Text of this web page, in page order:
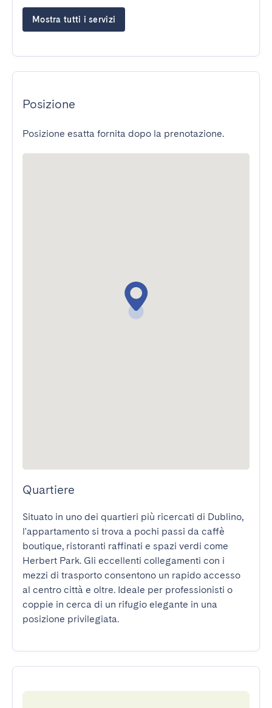
Mostra tutti i servizi
Posizione
Posizione esatta fornita dopo la prenotazione.
Quartiere
Situato in uno dei quartieri più ricercati di Dublino,
l'appartamento si trova a pochi passi da caffè
boutique, ristoranti raffinati e spazi verdi come
Herbert Park. Gli eccellenti collegamenti con i
mezzi di trasporto consentono un rapido accesso
al centro città e oltre. Ideale per professionisti o
coppie in cerca di un rifugio elegante in una
posizione privilegiata.